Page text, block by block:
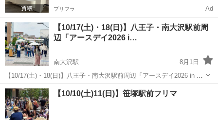
プリフラ Ad
【10/17(土)・18(日)】八王子・南大沢駅前周
辺「アースデイ2026 i…
南大沢駅
8月1日
【10/17(土)・18(日)】八王子・南大沢駅前周辺「アースデイ2026 in 南
大沢～秋～」 毎年４回開催されるエコイベント「アースデイ」 【イベ
ントの詳細・募集カテゴリー】 01.環境啓発にな...
東京 八王子市 南大沢駅 フリーマーケット
【10/10(土)11(日)】笹塚駅前フリマ